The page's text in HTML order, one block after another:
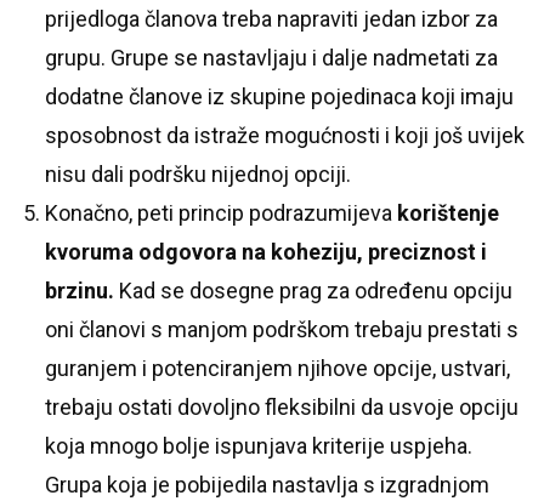
prijedloga članova treba napraviti jedan izbor za
grupu. Grupe se nastavljaju i dalje nadmetati za
dodatne članove iz skupine pojedinaca koji imaju
sposobnost da istraže mogućnosti i koji još uvijek
nisu dali podršku nijednoj opciji.
Konačno, peti princip podrazumijeva korištenje
kvoruma odgovora na koheziju, preciznost i
brzinu. Kad se dosegne prag za određenu opciju
oni članovi s manjom podrškom trebaju prestati s
guranjem i potenciranjem njihove opcije, ustvari,
trebaju ostati dovoljno fleksibilni da usvoje opciju
koja mnogo bolje ispunjava kriterije uspjeha.
Grupa koja je pobijedila nastavlja s izgradnjom